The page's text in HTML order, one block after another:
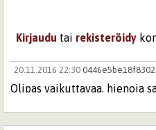
Kirjaudu tai rekisteröidy
20.11.2016 22:30
Olipas vaikuttavaa, hienoja